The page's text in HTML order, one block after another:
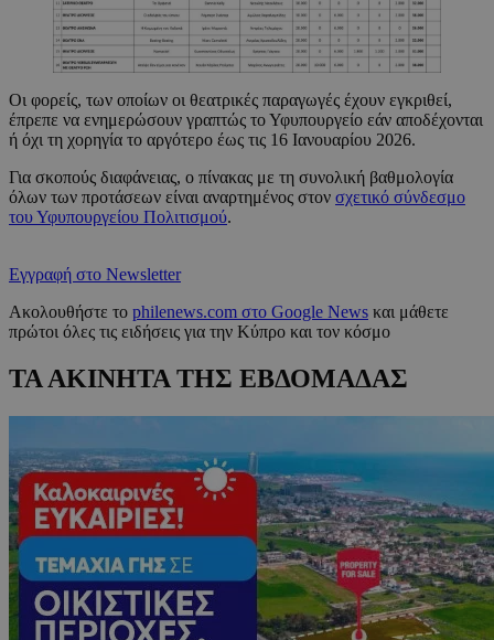
Οι φορείς, των οποίων οι θεατρικές παραγωγές έχουν εγκριθεί,
έπρεπε να ενημερώσουν γραπτώς το Υφυπουργείο εάν αποδέχονται
ή όχι τη χορηγία το αργότερο έως τις 16 Ιανουαρίου 2026.
Για σκοπούς διαφάνειας, ο πίνακας με τη συνολική βαθμολογία
όλων των προτάσεων είναι αναρτημένος στον σχετικό σύνδεσμο
του Υφυπουργείου Πολιτισμού.
Εγγραφή στο Newsletter
Ακολουθήστε το philenews.com στο Google News και μάθετε
πρώτοι όλες τις ειδήσεις για την Κύπρο και τον κόσμο
ΤΑ ΑΚΙΝΗΤΑ ΤΗΣ ΕΒΔΟΜΑΔΑΣ